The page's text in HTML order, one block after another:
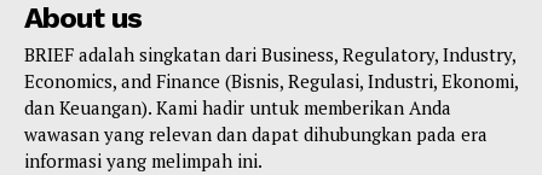
About us
BRIEF adalah singkatan dari Business, Regulatory, Industry,
Economics, and Finance (Bisnis, Regulasi, Industri, Ekonomi,
dan Keuangan). Kami hadir untuk memberikan Anda
wawasan yang relevan dan dapat dihubungkan pada era
informasi yang melimpah ini.